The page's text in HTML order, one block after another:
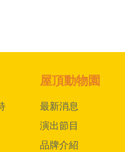
屋頂動物園
最新消息
演出節目
品牌介紹